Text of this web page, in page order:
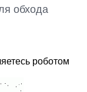
обхода
роботом